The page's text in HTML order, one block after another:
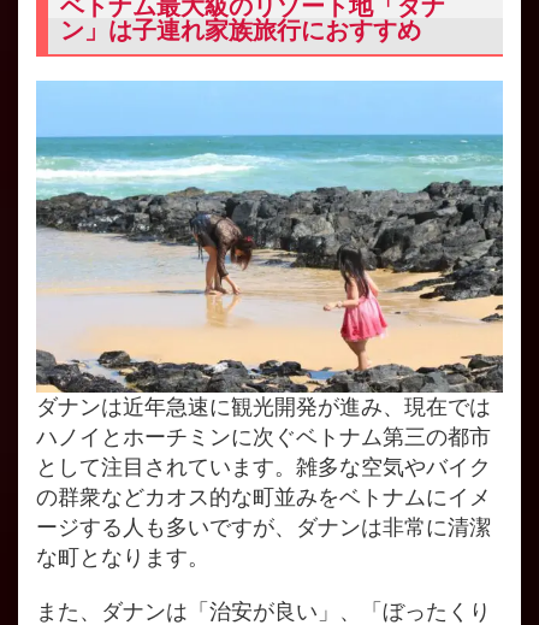
ベトナム最大級のリゾート地「ダナ
ン」は子連れ家族旅行におすすめ
ダナンは近年急速に観光開発が進み、現在では
ハノイとホーチミンに次ぐベトナム第三の都市
として注目されています。雑多な空気やバイク
の群衆などカオス的な町並みをベトナムにイメ
ージする人も多いですが、ダナンは非常に清潔
な町となります。
また、ダナンは「治安が良い」、「ぼったくり